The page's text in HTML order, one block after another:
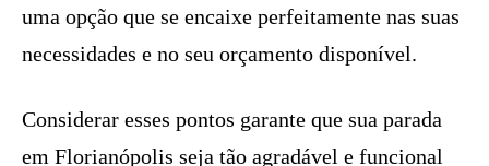
uma opção que se encaixe perfeitamente nas suas
necessidades e no seu orçamento disponível.
Considerar esses pontos garante que sua parada
em Florianópolis seja tão agradável e funcional